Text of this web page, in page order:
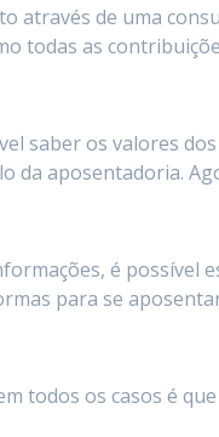
através de uma
todas as
saber os valores
da aposentadoria.
é possível
para se
todos os casos é